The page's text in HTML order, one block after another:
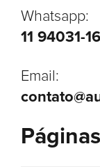
Whatsapp:
11 94031-
Email: